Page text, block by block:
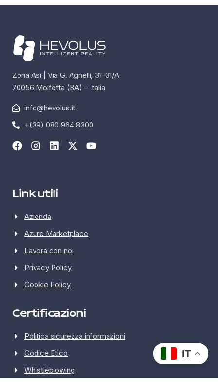
Zona Asi | Via G. Agnelli, 31-31/A
70056 Molfetta (BA) – Italia
info@hevolus.it
+(39) 080 964 8300
Link utili
Azienda
Azure Marketplace
Lavora con noi
Privacy Policy
Cookie Policy
Certificazioni
Politica sicurezza informazioni
Codice Etico
Whistleblowing
IT